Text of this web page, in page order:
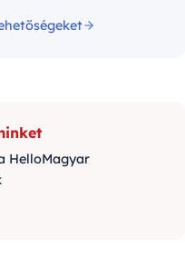
HelloMagyar